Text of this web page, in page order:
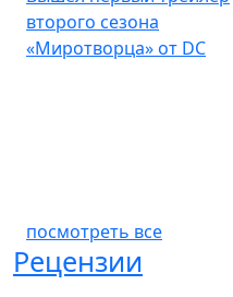
второго сезона
«Миротворца» от DC
посмотреть все
Рецензии